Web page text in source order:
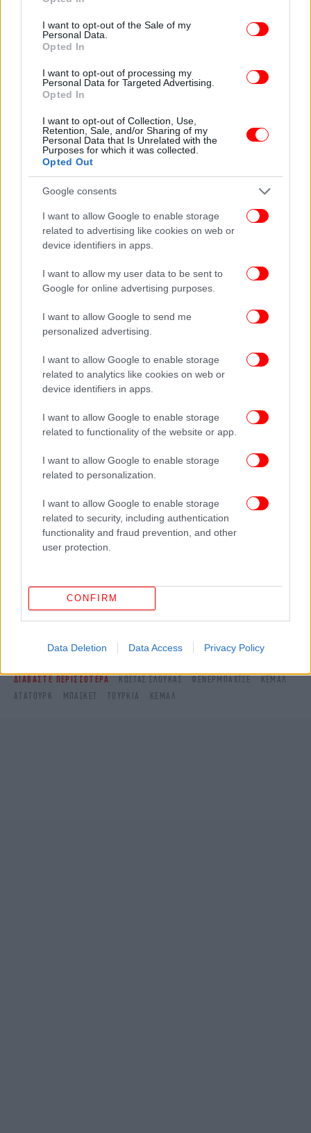
use your data for below specified purposes in below Google
consent section.
I want to opt-out of the Sale of my
Personal Data.
Opted In
I want to opt-out of processing my
Personal Data for Targeted Advertising.
Opted In
I want to opt-out of Collection, Use,
Retention, Sale, and/or Sharing of my
Personal Data that Is Unrelated with the
Purposes for which it was collected.
Opted Out
Google consents
I want to allow Google to enable storage
related to advertising like cookies on web or
device identifiers in apps.
I want to allow my user data to be sent to
Google for online advertising purposes.
I want to allow Google to send me
personalized advertising.
I want to allow Google to enable storage
related to analytics like cookies on web or
device identifiers in apps.
I want to allow Google to enable storage
related to functionality of the website or app.
I want to allow Google to enable storage
related to personalization.
I want to allow Google to enable storage
related to security, including authentication
functionality and fraud prevention, and other
user protection.
CONFIRM
Data Deletion Data Access Privacy Policy
Ήμουν απόλυτα συγκεντρωμένος στο παιχνίδι και
δεν το κατάλαβα εγκαίρως. Όλοι ξέρουν ποιος είμαι
και πως έχω παλέψει για την ομάδα. Στην τελική,
χρόνια. Έχω παλέψει για τη χώρα και την ομάδα.
Δεν μπορώ να δεχτώ ότι έδειξα ασέβεια. Υπάρχει
ξέρω. Πάντα το σέβομαι. Ναι, είμαι Έλληνας, αλλά
είμαι εδώ κάθε μέρα και η Φενέρμπαχτσε
εκπροσωπεί την Τουρκία», είπε χαρακτηριστικά.
ΠΕΡΙΣΣΟΤΕΡΑ ΒΙΝΤΕΟ
πρώτοι όλες τις ειδήσεις
Δείτε όλες τις τελευταίεςΕιδήσειςαπό την Ελλάδα και τον Κόσμο,
ΔΙΑΒΑΣΤΕ ΠΕΡΙΣΣΟΤΕΡΑ ΚΏΣΤΑΣ ΣΛΟΎΚΑΣ ΦΕΝΈΡΜΠΑΧΤΣΈ
ΚΕΜΆΛ
ΑΤΑΤΟΎΡΚ
ΜΠΆΣΚΕΤ ΤΟΥΡΚΊΑ ΚΕΜΆΛ